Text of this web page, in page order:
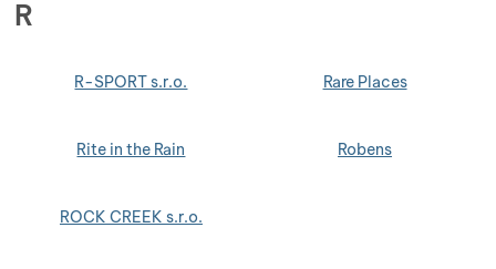
R
R-SPORT s.r.o. Rare Places
Rite in the Rain Robens
ROCK CREEK s.r.o.